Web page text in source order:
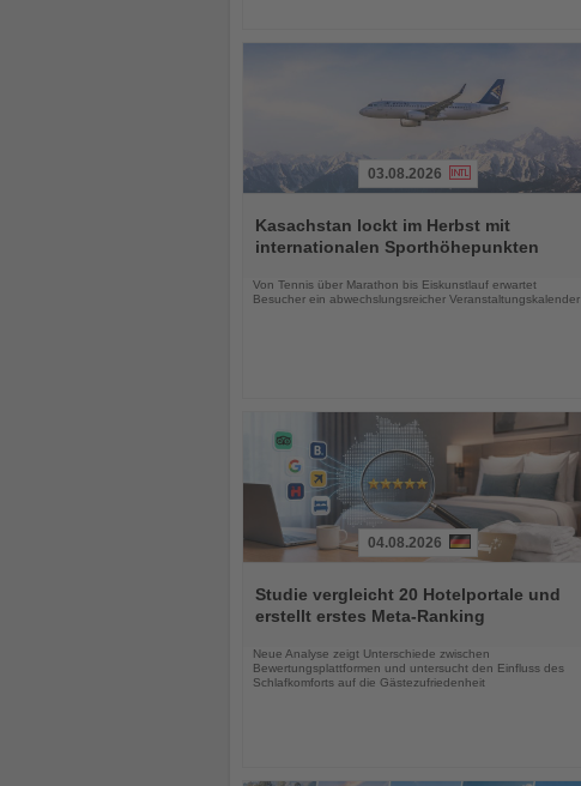
Sie
die
03.08.2026
Kasachstan lockt im Herbst mit
internationalen Sporthöhepunkten
Von Tennis über Marathon bis Eiskunstlauf erwartet
Besucher ein abwechslungsreicher Veranstaltungskalender
Sie
die
04.08.2026
Studie vergleicht 20 Hotelportale und
erstellt erstes Meta-Ranking
Neue Analyse zeigt Unterschiede zwischen
Bewertungsplattformen und untersucht den Einfluss des
Schlafkomforts auf die Gästezufriedenheit